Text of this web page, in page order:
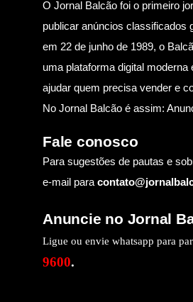
O Jornal Balcão foi o primeiro
publicar anúncios classificados
em 22 de junho de 1989, o
uma plataforma digital moderna
ajudar quem precisa vender e
No Jornal Balcão é assim:
Fale conosco
Para sugestões de pautas e
e-mail para
Anuncie no Jornal
Ligue ou envie whatsapp para
9600.